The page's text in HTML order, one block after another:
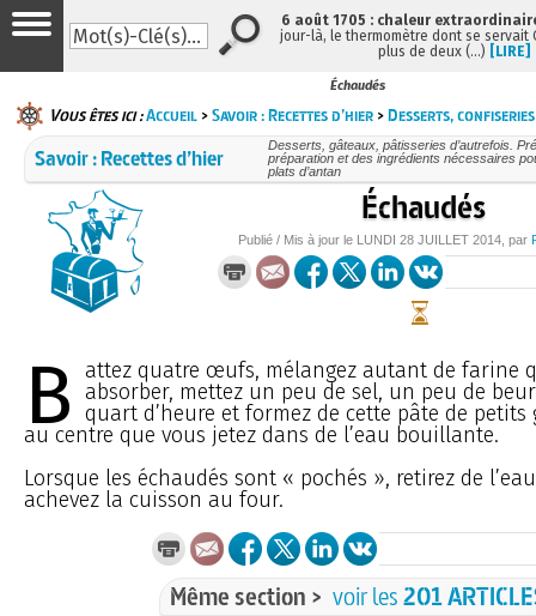
Échaudés
Vous êtes ici :Accueil >Savoir : Recettes d’hier >Desserts, confiseries
Savoir : Recettes d’hier
Desserts, gâteaux, pâtisseries d’autrefois.
préparation et des ingrédients nécessaires
plats d’antan
Échaudés
Publié / Mis à jour le LUNDI 28 JUILLET 2014 , par
B
attez quatre œufs, mélangez autant de farine
absorber, mettez un peu de sel, un peu de
quart d’heure et formez de cette pâte de petits
au centre que vous jetez dans de l’eau bouillante.
Lorsque les échaudés sont « pochés », retirez de
achevez la cuisson au four.
Même section > voir les201
6 août 1705 : chaleur
jour-là, le thermomètre dont se servait
plus de deux (…) [LIRE]